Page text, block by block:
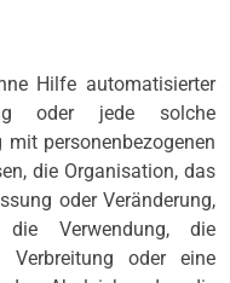
Hilfe automatisierter
oder jede solche
personenbezogenen
die Organisation, das
oder Veränderung,
Verwendung, die
Verbreitung oder eine